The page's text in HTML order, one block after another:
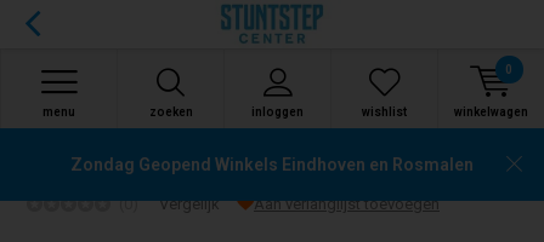
zoeken inloggen
menu wishlist winkelwagen
0
Zondag Geopend Winkels Eindhoven en Rosmalen
Root Industries Air KOTA Stuntstep Wielen 2-Pack
(0) Vergelijk Aan verlanglijst toevoegen